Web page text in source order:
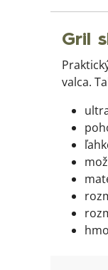
Gril
valca.